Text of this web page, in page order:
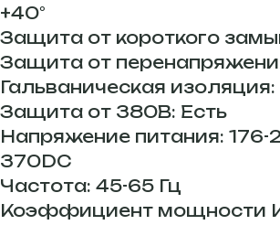
+40°
Защита от короткого
Защита от
Гальваническая изоляция:
Защита от 380В: Есть
Напряжение питания: 176-
370DC
Частота: 45-65 Гц
Коэффициент мощности